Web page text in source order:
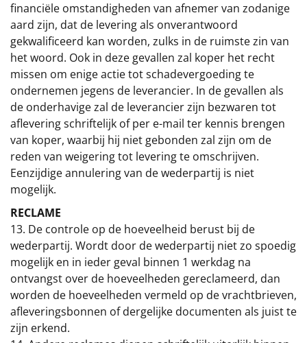
financiële omstandigheden van afnemer van zodanige
aard zijn, dat de levering als onverantwoord
gekwalificeerd kan worden, zulks in de ruimste zin van
het woord. Ook in deze gevallen zal koper het recht
missen om enige actie tot schadevergoeding te
ondernemen jegens de leverancier. In de gevallen als
de onderhavige zal de leverancier zijn bezwaren tot
aflevering schriftelijk of per e-mail ter kennis brengen
van koper, waarbij hij niet gebonden zal zijn om de
reden van weigering tot levering te omschrijven.
Eenzijdige annulering van de wederpartij is niet
mogelijk.
RECLAME
13. De controle op de hoeveelheid berust bij de
wederpartij. Wordt door de wederpartij niet zo spoedig
mogelijk en in ieder geval binnen 1 werkdag na
ontvangst over de hoeveelheden gereclameerd, dan
worden de hoeveelheden vermeld op de vrachtbrieven,
afleveringsbonnen of dergelijke documenten als juist te
zijn erkend.